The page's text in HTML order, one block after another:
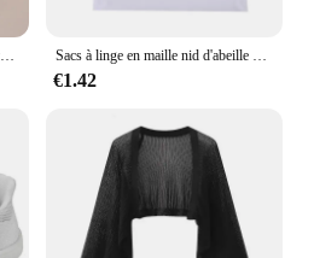
Nouveau maille Crochet visage lavage bandeaux pour femmes large élastique bandeau Spa chouchous bandes de cheveux bandeau cheveux accessoires ensemble Sacs à linge en maille nid d'abeille pour produits délicats, tissu en filet, sac de lavage délicat Durable et réutilisable, sac d'organisation de voyage pour Lingerie
€1.42